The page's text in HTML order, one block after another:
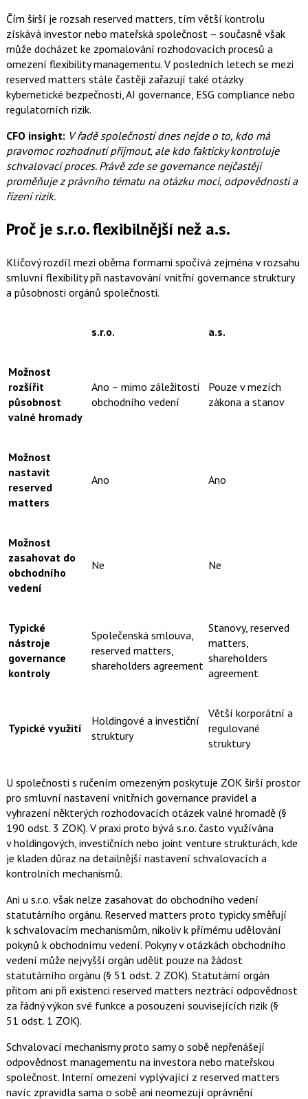
Čím širší je rozsah reserved matters, tím větší kontrolu
získává investor nebo mateřská společnost – současně však
může docházet ke zpomalování rozhodovacích procesů a
omezení flexibility managementu. V posledních letech se mezi
reserved matters stále častěji zařazují také otázky
kybernetické bezpečnosti, AI governance, ESG compliance nebo
regulatorních rizik.
CFO insight: V řadě společností dnes nejde o to, kdo má
pravomoc rozhodnutí přijmout, ale kdo fakticky kontroluje
schvalovací proces. Právě zde se governance nejčastěji
proměňuje z právního tématu na otázku moci, odpovědnosti a
řízení rizik.
Proč je s.r.o. flexibilnější než a.s.
Klíčový rozdíl mezi oběma formami spočívá zejména v rozsahu
smluvní flexibility při nastavování vnitřní governance struktury
a působnosti orgánů společnosti.
s.r.o. a.s.
Možnost
rozšířit
působnost
valné hromady
Ano – mimo záležitosti
obchodního vedení
Pouze v mezích
zákona a stanov
Možnost
nastavit
reserved
matters
Ano Ano
Možnost
zasahovat do
obchodního
vedení
Ne Ne
Typické
nástroje
governance
kontroly
Společenská smlouva,
reserved matters,
shareholders agreement
Stanovy, reserved
matters,
shareholders
agreement
Typické využití
Holdingové a investiční
struktury
Větší korporátní a
regulované
struktury
U společnosti s ručením omezeným poskytuje ZOK širší prostor
pro smluvní nastavení vnitřních governance pravidel a
vyhrazení některých rozhodovacích otázek valné hromadě (§
190 odst. 3 ZOK). V praxi proto bývá s.r.o. často využívána
v holdingových, investičních nebo joint venture strukturách, kde
je kladen důraz na detailnější nastavení schvalovacích a
kontrolních mechanismů.
Ani u s.r.o. však nelze zasahovat do obchodního vedení
statutárního orgánu. Reserved matters proto typicky směřují
k schvalovacím mechanismům, nikoliv k přímému udělování
pokynů k obchodnímu vedení. Pokyny v otázkách obchodního
vedení může nejvyšší orgán udělit pouze na žádost
statutárního orgánu (§ 51 odst. 2 ZOK). Statutární orgán
přitom ani při existenci reserved matters neztrácí odpovědnost
za řádný výkon své funkce a posouzení souvisejících rizik (§
51 odst. 1 ZOK).
Schvalovací mechanismy proto samy o sobě nepřenášejí
odpovědnost managementu na investora nebo mateřskou
společnost. Interní omezení vyplývající z reserved matters
navíc zpravidla sama o sobě ani neomezují oprávnění